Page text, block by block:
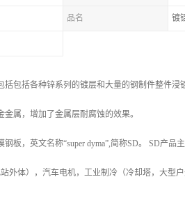
品名 镀
包括各种锌系列的镀层和大量的钢制件整件
属，增加了金属层耐腐蚀的效果。
板，英文名称“super dyma”,简称SD。 SD产
体），汽车电机，工业制冷（冷却塔，大型